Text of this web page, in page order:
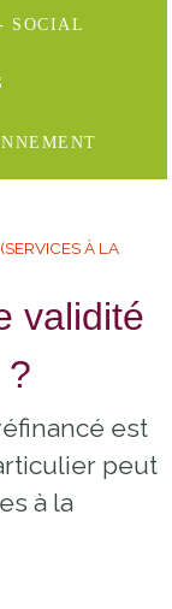
SOCIAL
À LA
validité
?
est
peut
à la